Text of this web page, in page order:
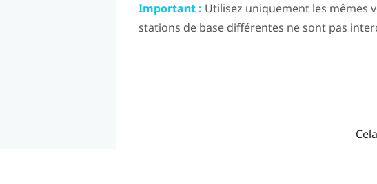
Important : Utilisez uniquement les mêmes
stations de base différentes ne sont pas